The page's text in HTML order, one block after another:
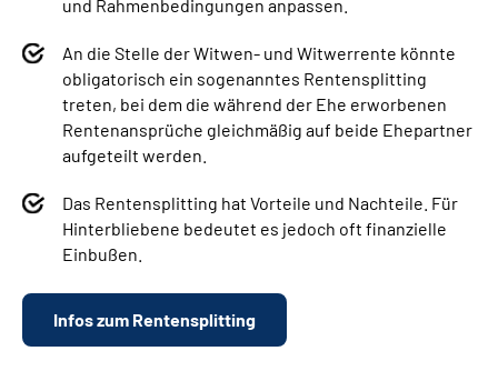
und Rahmenbedingungen anpassen.
An die Stelle der Witwen- und Witwerrente könnte
obligatorisch ein sogenanntes Rentensplitting
treten, bei dem die während der Ehe erworbenen
Rentenansprüche gleichmäßig auf beide Ehepartner
aufgeteilt werden.
Das Rentensplitting hat Vorteile und Nachteile. Für
Hinterbliebene bedeutet es jedoch oft finanzielle
Einbußen.
Infos zum Rentensplitting